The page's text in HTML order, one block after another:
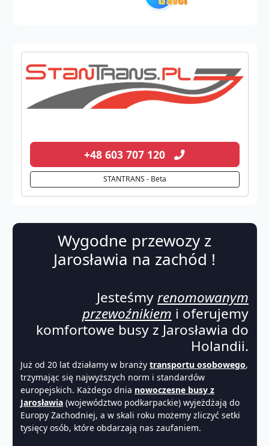
+48 603 707 120
STANTRANS - Beta
Wygodne przewozy z
Jarosławia na zachód !
Jesteśmyrenomowanym
przewoźnikiem i oferujemy
komfortowe busy z Jarosławia do
Holandii.
Już od 20 lat działamy w branży transportu osobowego,
trzymając się najwyższych norm i standardów
europejskich. Każdego dnia nowoczesne busy z
Jarosławia (województwo podkarpackie) wyjeżdżają do
Europy Zachodniej, a w skali roku możemy zliczyć setki
tysięcy osób, które obdarzają nas zaufaniem.